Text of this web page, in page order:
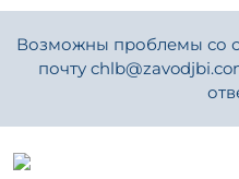
Возможны проблемы со
почту